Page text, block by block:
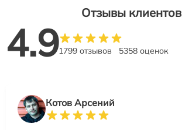
Отзывы клиентов
4.91799 отзывов 5358 оценок
Котов Арсений